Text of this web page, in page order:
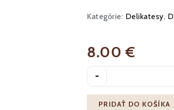
Kategórie: Delikatesy,
8.00 €
-
PRIDAŤ DO KOŠÍKA